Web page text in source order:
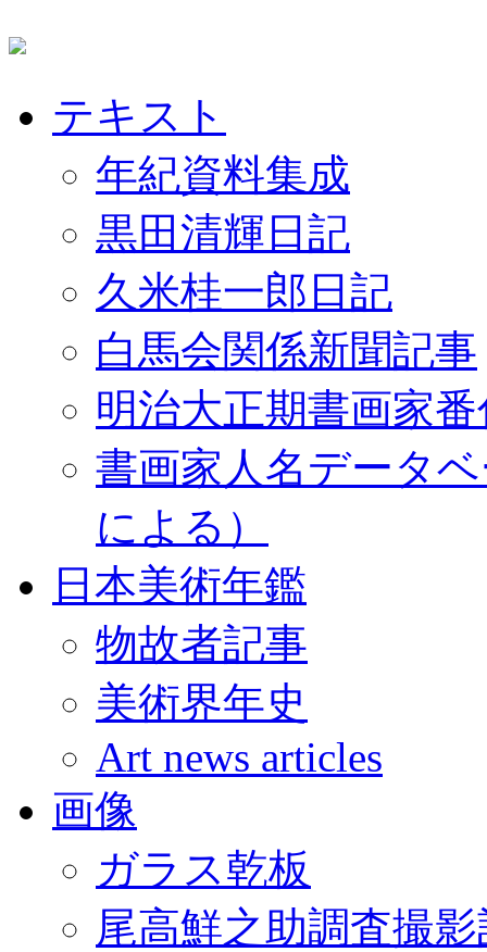
テキスト
年紀資料集成
黒田清輝日記
久米桂一郎日記
白馬会関係新聞記事
明治大正期書画家
書画家人名データ
による）
日本美術年鑑
物故者記事
美術界年史
Art news articles
画像
ガラス乾板
尾高鮮之助調査撮